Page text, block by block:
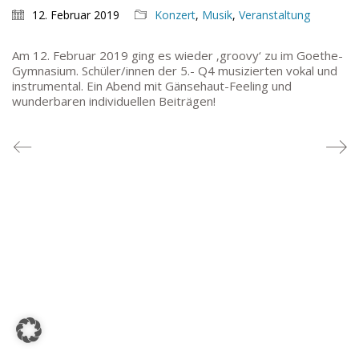
12. Februar 2019 Konzert, Musik, Veranstaltung
Am 12. Februar 2019 ging es wieder ‚groovy‘ zu im Goethe-
Gymnasium. Schüler/innen der 5.- Q4 musizierten vokal und
instrumental. Ein Abend mit Gänsehaut-Feeling und
wunderbaren individuellen Beiträgen!
TEL: 069-212-36869
SCHULLEITUNG
Schulleiterin:Dr. Ute Utech (OStD’n)
stellv. Schulleitung: nn
© Goethe-Gymnasium 2025